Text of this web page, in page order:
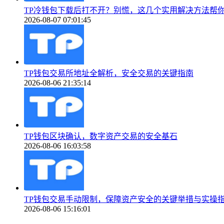
TP冷钱包下载后打不开？别慌，这几个实用解决方法帮
2026-08-07 07:01:45
TP钱包交易所地址全解析，安全交易的关键指南
2026-08-06 21:35:14
TP钱包区块确认，数字资产交易的安全基石
2026-08-06 16:03:58
TP钱包交易手动限制，保障资产安全的关键举措与实操
2026-08-06 15:16:01